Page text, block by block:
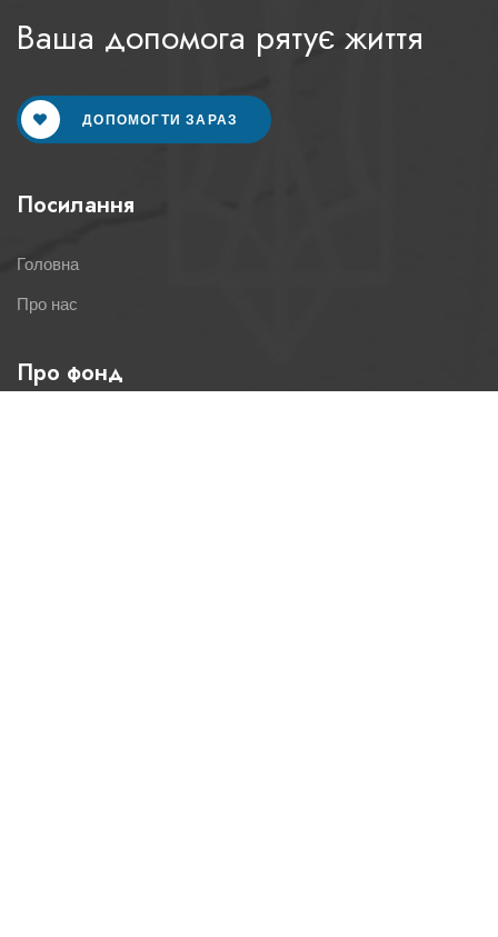
Ваша допомога рятує життя
ДОПОМОГТИ ЗАРАЗ
Посилання
Головна
Про нас
Про фонд